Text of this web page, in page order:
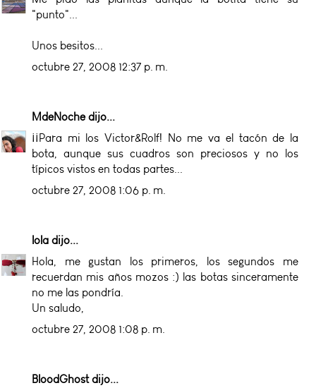
"punto"...
Unos besitos...
octubre 27, 2008 12:37 p. m.
MdeNochedijo...
¡¡Para mi los Victor&Rolf! No me va el tacón de la
bota, aunque sus cuadros son preciosos y no los
típicos vistos en todas partes...
octubre 27, 2008 1:06 p. m.
lola dijo...
Hola, me gustan los primeros, los segundos me
recuerdan mis años mozos :) las botas sinceramente
no me las pondría.
Un saludo,
octubre 27, 2008 1:08 p. m.
BloodGhostdijo...